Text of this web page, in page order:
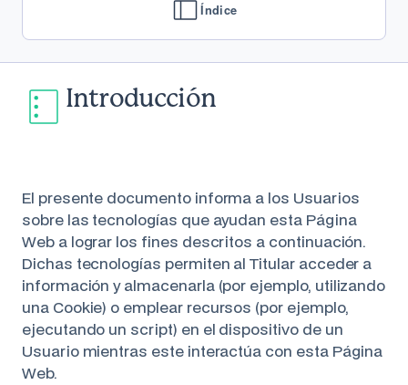
Índice
Introducción
El presente documento informa a los Usuarios
sobre las tecnologías que ayudan esta Página
Web a lograr los fines descritos a continuación.
Dichas tecnologías permiten al Titular acceder a
información y almacenarla (por ejemplo, utilizando
una Cookie) o emplear recursos (por ejemplo,
ejecutando un script) en el dispositivo de un
Usuario mientras este interactúa con esta Página
Web.